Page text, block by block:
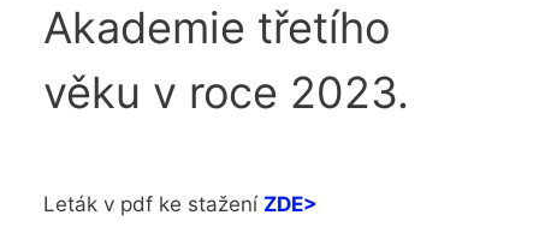
Akademie třetího
věku v roce 2023.
Leták v pdf ke stažení ZDE>